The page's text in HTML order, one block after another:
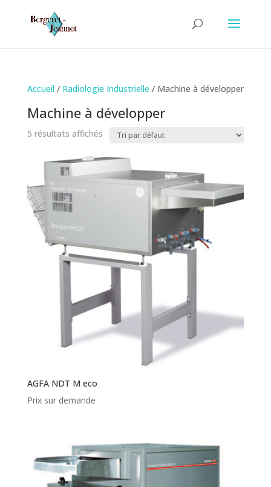
Accueil / Radiologie Industrielle / Machine à développer
Machine à développer
5 résultats affichés
AGFA NDT M eco
Prix sur demande